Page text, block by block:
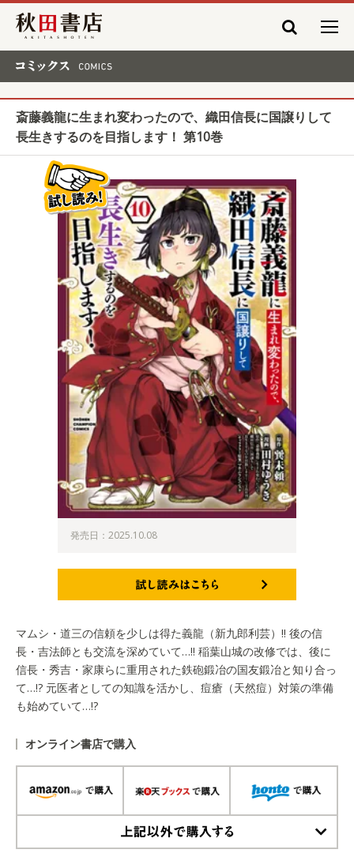
秋田書店
斎藤義龍に生まれ変わったので、織田信長に国譲りして
長生きするのを目指します！ 第10巻
発売日：2025.10.08
マムシ・道三の信頼を少しは得た義龍（新九郎利芸）!! 後の信
長・吉法師とも交流を深めていて…!! 稲葉山城の改修では、後に
信長・秀吉・家康らに重用された鉄砲鍛冶の国友鍛冶と知り合っ
て…!? 元医者としての知識を活かし、痘瘡（天然痘）対策の準備
も始めていて…!?
オンライン書店で購入